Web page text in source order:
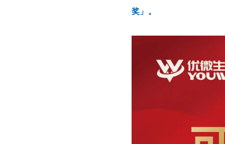
奖」。